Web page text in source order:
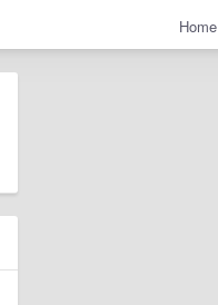
Home